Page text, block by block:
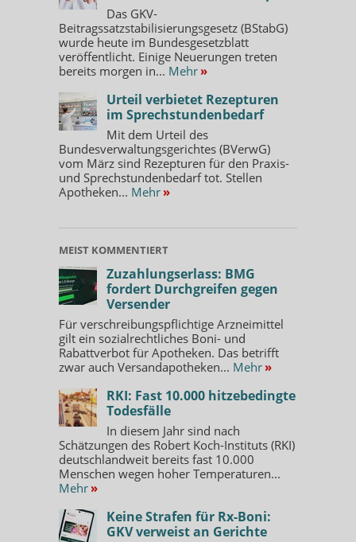
Das GKV-
Beitragssatzstabilisierungsgesetz (BStabG)
wurde heute im Bundesgesetzblatt
veröffentlicht. Einige Neuerungen treten
bereits morgen in... Mehr »
Urteil verbietet Rezepturen
im Sprechstundenbedarf
Mit dem Urteil des
Bundesverwaltungsgerichtes (BVerwG)
vom März sind Rezepturen für den Praxis-
und Sprechstundenbedarf tot. Stellen
Apotheken... Mehr »
MEIST KOMMENTIERT
Zuzahlungserlass: BMG
fordert Durchgreifen gegen
Versender
Für verschreibungspflichtige Arzneimittel
gilt ein sozialrechtliches Boni- und
Rabattverbot für Apotheken. Das betrifft
zwar auch Versandapotheken... Mehr »
RKI: Fast 10.000 hitzebedingte
Todesfälle
In diesem Jahr sind nach
Schätzungen des Robert Koch-Instituts (RKI)
deutschlandweit bereits fast 10.000
Menschen wegen hoher Temperaturen...
Mehr »
Keine Strafen für Rx-Boni:
GKV verweist an Gerichte